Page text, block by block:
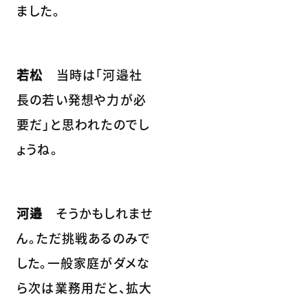
ました。
若松 当時は「河邉社
長の若い発想や力が必
要だ」と思われたのでし
ょうね。
河邉 そうかもしれませ
ん。ただ挑戦あるのみで
した。一般家庭がダメな
ら次は業務用だと、拡大